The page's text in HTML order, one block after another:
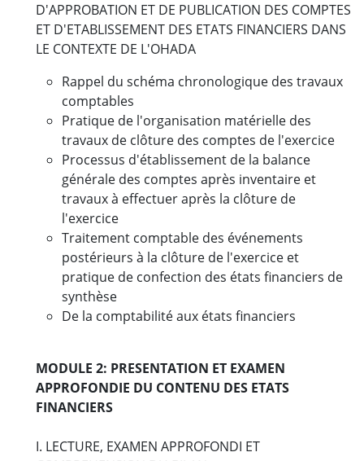
D'APPROBATION ET DE PUBLICATION DES COMPTES
ET D'ETABLISSEMENT DES ETATS FINANCIERS DANS
LE CONTEXTE DE L'OHADA
Rappel du schéma chronologique des travaux
comptables
Pratique de l'organisation matérielle des
travaux de clôture des comptes de l'exercice
Processus d'établissement de la balance
générale des comptes après inventaire et
travaux à effectuer après la clôture de
l'exercice
Traitement comptable des événements
postérieurs à la clôture de l'exercice et
pratique de confection des états financiers de
synthèse
De la comptabilité aux états financiers
MODULE 2: PRESENTATION ET EXAMEN
APPROFONDIE DU CONTENU DES ETATS
FINANCIERS
I. LECTURE, EXAMEN APPROFONDI ET